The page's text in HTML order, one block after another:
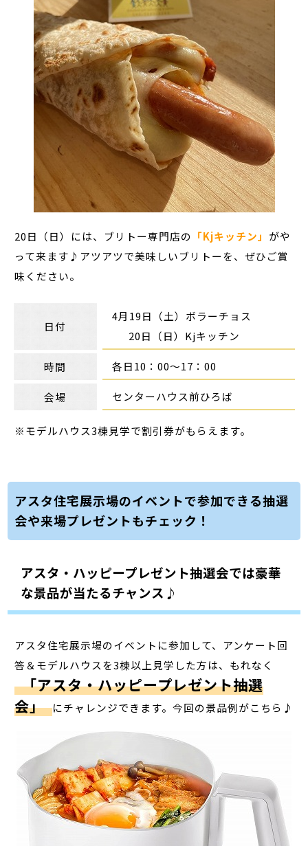
20日（日）には、ブリトー専門店の 「Kjキッチン」 がや
って来ます♪アツアツで美味しいブリトーを、ぜひご賞
味ください。
日付
4月19日（土）ボラーチョス
20日（日）Kjキッチン
時間 各日10：00～17：00
会場 センターハウス前ひろば
※モデルハウス3棟見学で割引券がもらえます。
アスタ住宅展示場のイベントで参加できる抽選
会や来場プレゼントもチェック！
アスタ・ハッピープレゼント抽選会では豪華
な景品が当たるチャンス♪
アスタ住宅展示場のイベントに参加して、アンケート回
答＆モデルハウスを3棟以上見学した方は、もれなく
「アスタ・ハッピープレゼント抽選
会」 にチャレンジできます。今回の景品例がこちら♪